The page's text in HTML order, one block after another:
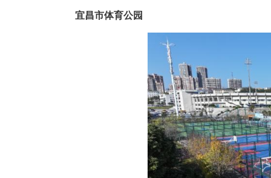
地址：宜昌市体育场路19号
服务项目：乒乓球、羽毛球、气